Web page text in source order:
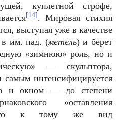
куплетной строфе,
[14]. Мировая стихия
выступая уже в качестве
в им. пад. (метель) и берет
«зимнюю» роль, но и
— скульптора,
самым интенсифицируется
и окном — до степени
«оставления
к тому же вид